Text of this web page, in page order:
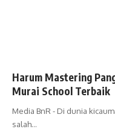
Harum Mastering
Murai School Terbaik
Media BnR - Di dunia
salah…